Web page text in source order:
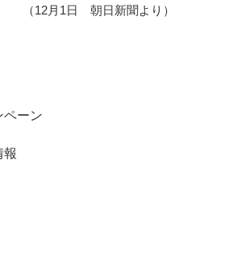
朝日新聞より）
ペーン
報